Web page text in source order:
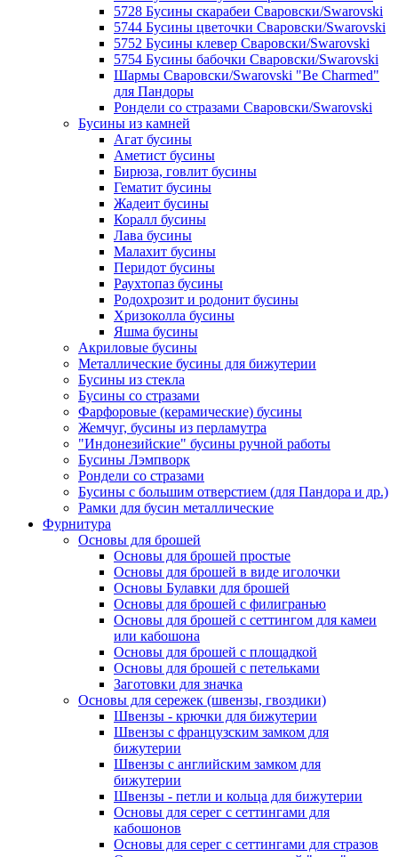
5728 Бусины скарабеи Сваровски/Swarovski
5744 Бусины цветочки Сваровски/Swarovski
5752 Бусины клевер Сваровски/Swarovski
5754 Бусины бабочки Сваровски/Swarovski
Шармы Сваровски/Swarovski "Be Charmed"
для Пандоры
Рондели со стразами Сваровски/Swarovski
Бусины из камней
Агат бусины
Аметист бусины
Бирюза, говлит бусины
Гематит бусины
Жадеит бусины
Коралл бусины
Лава бусины
Малахит бусины
Перидот бусины
Раухтопаз бусины
Родохрозит и родонит бусины
Хризоколла бусины
Яшма бусины
Акриловые бусины
Металлические бусины для бижутерии
Бусины из стекла
Бусины со стразами
Фарфоровые (керамические) бусины
Жемчуг, бусины из перламутра
"Индонезийские" бусины ручной работы
Бусины Лэмпворк
Рондели со стразами
Бусины с большим отверстием (для Пандора и др.)
Рамки для бусин металлические
Фурнитура
Основы для брошей
Основы для брошей простые
Основы для брошей в виде иголочки
Основы Булавки для брошей
Основы для брошей с филигранью
Основы для брошей с сеттингом для камеи
или кабошона
Основы для брошей с площадкой
Основы для брошей с петельками
Заготовки для значка
Основы для сережек (швензы, гвоздики)
Швензы - крючки для бижутерии
Швензы с французским замком для
бижутерии
Швензы с английским замком для
бижутерии
Швензы - петли и кольца для бижутерии
Основы для серег с сеттингами для
кабошонов
Основы для серег с сеттингами для стразов